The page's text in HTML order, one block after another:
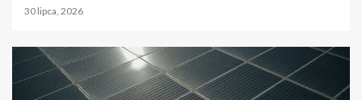
30 lipca, 2026